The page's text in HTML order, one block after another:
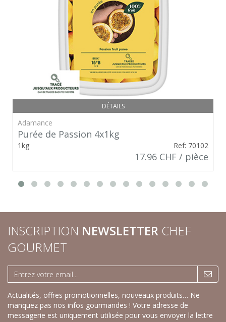
DÉTAILS
Adamance
Purée de Passion 4x1kg
1kg Ref: 70102
17.96 CHF / pièce
INSCRIPTION NEWSLETTER CHEF
GOURMET
Actualités, offres promotionnelles, nouveaux produits… Ne
manquez pas nos infos gourmandes ! Votre adresse de
messagerie est uniquement utilisée pour vous envoyer la lettre